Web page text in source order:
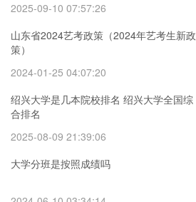
2025-09-10 07:57:26
山东省2024艺考政策（2024年艺考生新政
策）
2024-01-25 04:07:20
绍兴大学是几本院校排名 绍兴大学全国综
合排名
2025-08-09 21:39:06
大学分班是按照成绩吗